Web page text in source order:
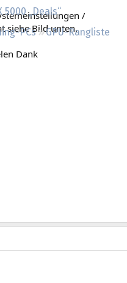
5000 „Deals“
PCs
GPU-Rangliste
/
siehe Bild unten.
Dank